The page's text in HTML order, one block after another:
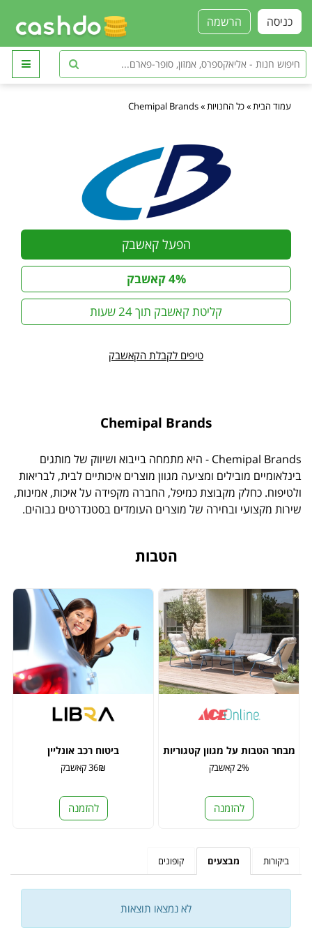
הרשמה כניסה
עמוד הבית »כל החנויות »
Chemipal Brands
הפעל קאשבק
4% קאשבק
קליטת קאשבק תוך 24 שעות
טיפים לקבלת הקאשבק
Chemipal Brands
Chemipal Brands - היא מתמחה בייבוא ושיווק של מותגים
בינלאומיים מובילים ומציעה מגוון מוצרים איכותיים לבית, לבריאות
ולטיפוח. כחלק מקבוצת כמיפל, החברה מקפידה על איכות, אמינות,
שירות מקצועי ובחירה של מוצרים העומדים בסטנדרטים גבוהים.
הטבות
מבחר הטבות על מגוון קטגוריות
2% קאשבק
להזמנה
ביטוח רכב אונליין
36₪ קאשבק
להזמנה
ביקורות מבצעים קופונים
לא נמצאו תוצאות